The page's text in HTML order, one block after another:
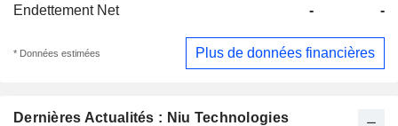
Dernières Actualités : Niu Technologies
Endettement Net
- -
* Données estimées Plus de données financières